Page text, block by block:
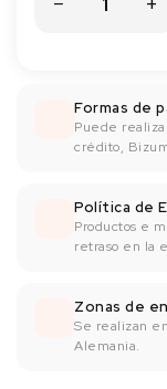
Formas de
Puede
crédito,
Política de
Productos e
retraso en la
Zonas de
Se realizan
Alemania.